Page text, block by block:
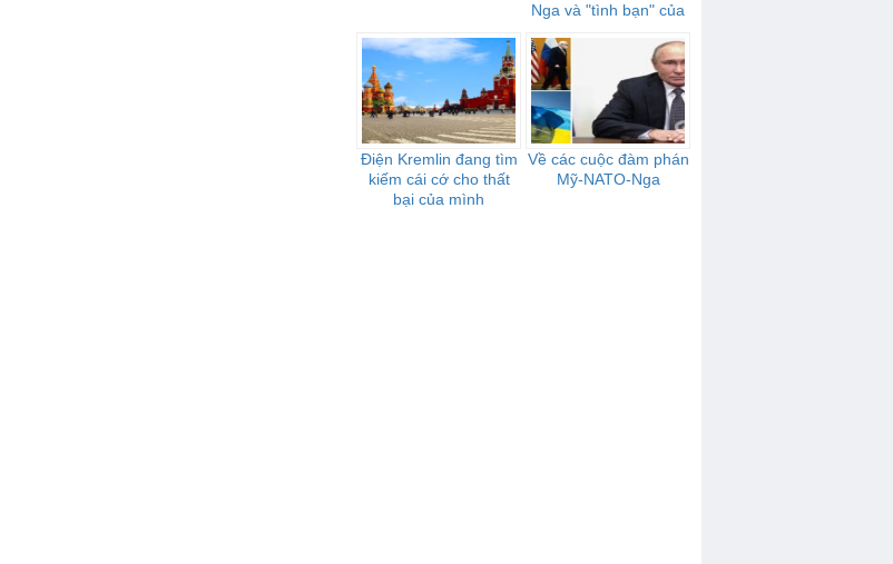
Nga và "tình bạn" của
Điện Kremlin đang tìm
kiếm cái cớ cho thất
bại của mình
Về các cuộc đàm phán
Mỹ-NATO-Nga